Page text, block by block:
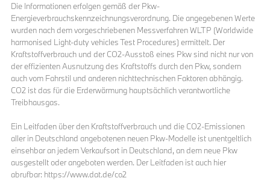
Die Informationen erfolgen gemäß der Pkw-
Energieverbrauchskennzeichnungsverordnung. Die angegebenen Werte
wurden nach dem vorgeschriebenen Messverfahren WLTP (Worldwide
harmonised Light-duty vehicles Test Procedures) ermittelt. Der
Kraftstoffverbrauch und der CO2-Ausstoß eines Pkw sind nicht nur von
der effizienten Ausnutzung des Kraftstoffs durch den Pkw, sondern
auch vom Fahrstil und anderen nichttechnischen Faktoren abhängig.
CO2 ist das für die Erderwärmung hauptsächlich verantwortliche
Treibhausgas.
Ein Leitfaden über den Kraftstoffverbrauch und die CO2-Emissionen
aller in Deutschland angebotenen neuen Pkw-Modelle ist unentgeltlich
einsehbar an jedem Verkaufsort in Deutschland, an dem neue Pkw
ausgestellt oder angeboten werden. Der Leitfaden ist auch hier
abrufbar: https://www.dat.de/co2